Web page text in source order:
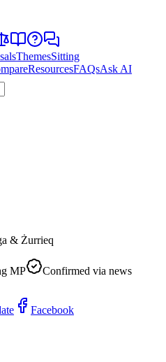
ThemesSitting
ResourcesFAQsAsk AI
& Żurrieq
MP
Confirmed via news
Facebook